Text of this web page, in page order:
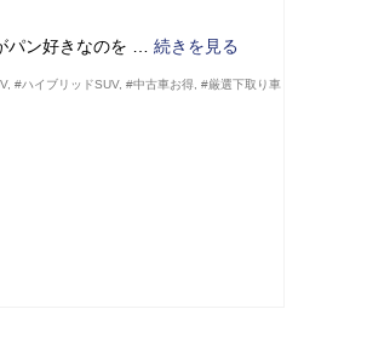
パン好きなのを …続きを見る
,#ハイブリッドSUV,#中古車お得 ,#厳選下取り車